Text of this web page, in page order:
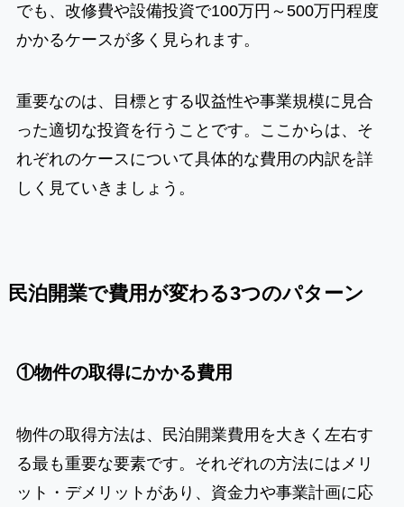
でも、改修費や設備投資で100万円～500万円程度
かかるケースが多く見られます。
重要なのは、目標とする収益性や事業規模に見合
った適切な投資を行うことです。ここからは、そ
れぞれのケースについて具体的な費用の内訳を詳
しく見ていきましょう。
民泊開業で費用が変わる3つのパターン
①物件の取得にかかる費用
物件の取得方法は、民泊開業費用を大きく左右す
る最も重要な要素です。それぞれの方法にはメリ
ット・デメリットがあり、資金力や事業計画に応